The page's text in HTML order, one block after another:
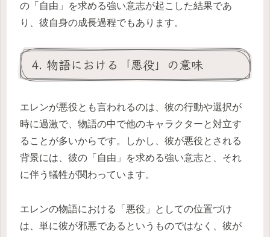
の「自由」を求める強い意志が起こした結果であ
り、彼自身の成長過程でもあります。
4. 物語における「悪役」の意味
エレンが悪役とも言われるのは、彼の行動や選択が
時に過激で、物語の中で他のキャラクターと対立す
ることが多いからです。しかし、彼が悪役とされる
背景には、彼の「自由」を求める強い意志と、それ
に伴う犠牲が関わっています。
エレンの物語における「悪役」としての位置づけ
は、単に彼が邪悪であるというものではなく、彼が